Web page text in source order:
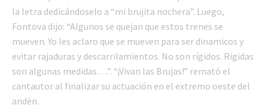
la letra dedicándoselo a “mi brujita nochera”. Luego,
Fontova dijo: “Algunos se quejan que estos trenes se
mueven. Yo les aclaro que se mueven para ser dinamicos y
evitar rajaduras y descarrilamientos. No son rígidos. Rigidas
son algunas medidas….”. “¡Vivan las Brujas!” remató el
cantautor al finalizar su actuación en el extremo oeste del
andén.